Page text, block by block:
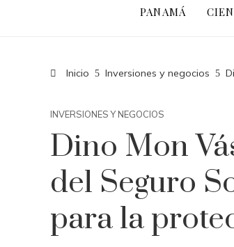
PANAMÁ
Inicio Inversiones y negocios
INVERSIONES Y NEGOCIOS
Dino Mon
del Seguro
para la